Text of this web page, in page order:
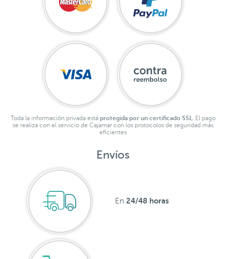
Toda la información privada está protegida por un certificado SSL.
El pago
se realiza con el servicio de Cajamar con los protocolos de seguridad más
eficientes
Envíos
En 24/48 horas